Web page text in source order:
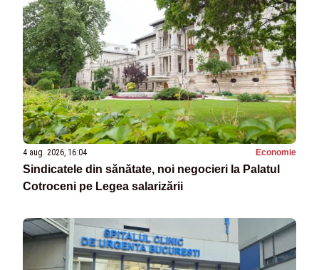
4 aug. 2026, 16:04 Economie
Sindicatele din sănătate, noi negocieri la Palatul
Cotroceni pe Legea salarizării